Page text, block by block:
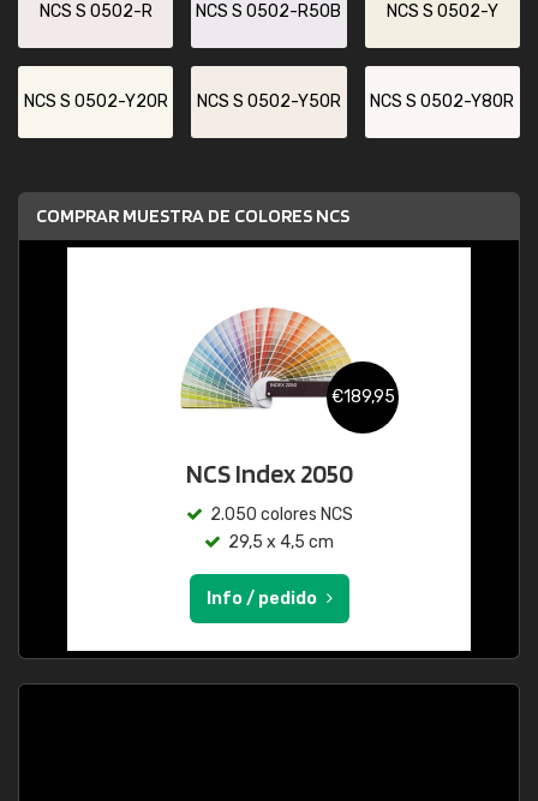
NCS S 0502-R NCS S 0502-R50B NCS S 0502-Y
NCS S 0502-Y20R NCS S 0502-Y50R NCS S 0502-Y80R
COMPRAR MUESTRA DE COLORES NCS
€189,95
NCS Index 2050
2.050 colores NCS
29,5 x 4,5 cm
Info / pedido